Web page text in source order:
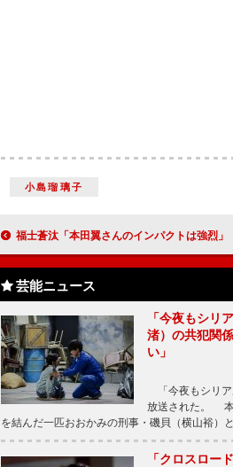
小島瑠璃子
福士蒼汰「本田翼さんのインパクトは強烈」 野村周平「（福士さんは）熱い方
芸能ニュース
「今夜もシリ
渚）の共犯関
い」
「今夜もシリア
放送された。 本
を結んだ一匹おおかみの刑事・磯貝（横山裕）
「クロスロー